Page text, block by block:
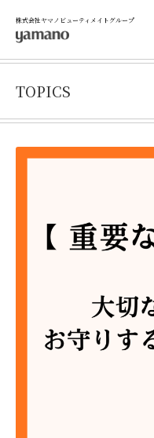
株式会社ヤマノビューティメイトグループ
TOPICS